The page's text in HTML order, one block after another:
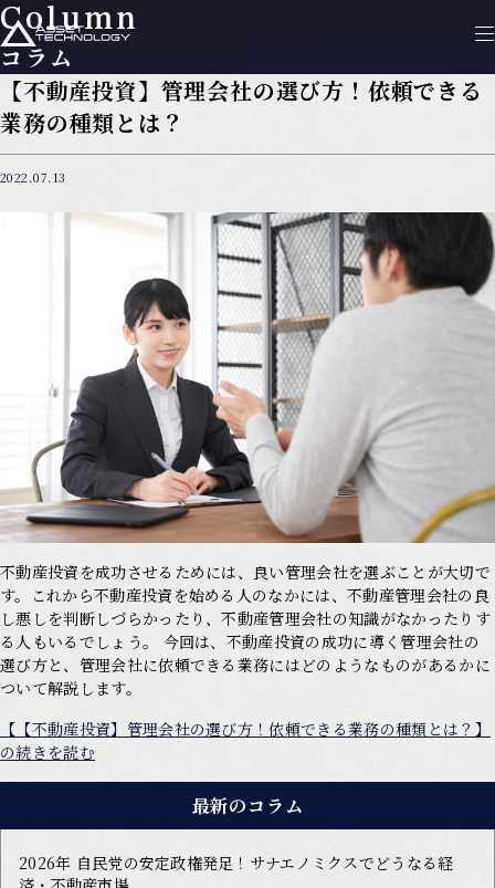
Column
コラム
【不動産投資】管理会社の選び方！依頼できる
業務の種類とは？
2022.07.13
不動産投資を成功させるためには、良い管理会社を選ぶことが大切で
す。これから不動産投資を始める人のなかには、不動産管理会社の良
し悪しを判断しづらかったり、不動産管理会社の知識がなかったりす
る人もいるでしょう。 今回は、不動産投資の成功に導く管理会社の
選び方と、管理会社に依頼できる業務にはどのようなものがあるかに
ついて解説します。
【【不動産投資】管理会社の選び方！依頼できる業務の種類とは？】
の続きを読む
最新のコラム
2026年 自民党の安定政権発足！サナエノミクスでどうなる経